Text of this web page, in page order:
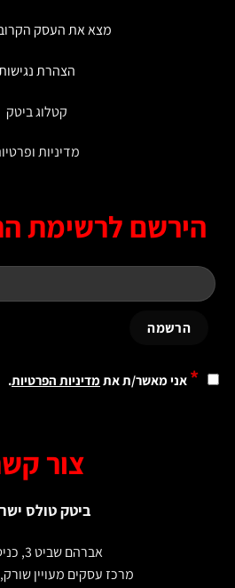
מצא את העסק הקרוב
הצהרת נגישות
קטלוג ביטק
מדיניות ופרטיות
לרשימת
אני מאשר/ת אתמדיניות הפרטיות.
צור קשר
ביטק טולס ישראל
אברהם שביט 3, כניסה 39
מרכז עסקים מעויין שורק, ראשון